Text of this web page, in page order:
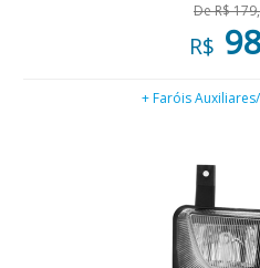
De R$
R$
+ Faróis